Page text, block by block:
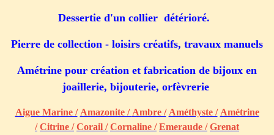
Dessertie d'un collier détérioré.
Pierre de collection - loisirs créatifs, travaux manuels
Amétrine pour création et fabrication de bijoux en
joaillerie, bijouterie, orfèvrerie
Aigue Marine / Amazonite / Ambre / Améthyste / Amétrine
/ Citrine / Corail / Cornaline / Emeraude / Grenat